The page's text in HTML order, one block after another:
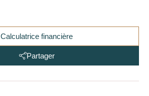
Calculatrice financière
Partager